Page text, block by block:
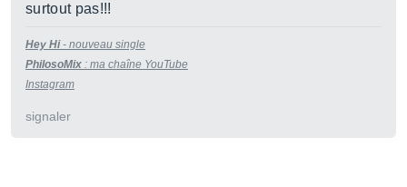
surtout pas!!!
Hey Hi- nouveau single
PhilosoMix : ma chaîne YouTube
Instagram
signaler